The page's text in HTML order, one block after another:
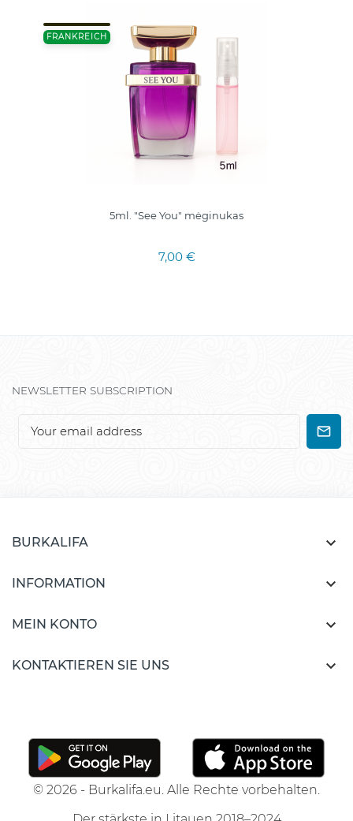
FRANKREICH
5ml. "See You" mėginukas
7,00 €
NEWSLETTER SUBSCRIPTION
BURKALIFA 
INFORMATION 
MEIN KONTO 
KONTAKTIEREN SIE UNS 
© 2026 - Burkalifa.eu. Alle Rechte vorbehalten.